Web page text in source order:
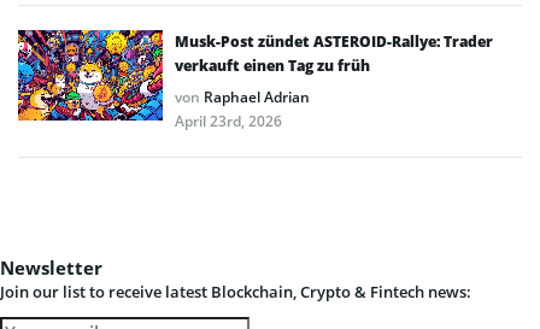
Musk-Post zündet ASTEROID-Rallye: Trader
verkauft einen Tag zu früh
von Raphael Adrian
April 23rd, 2026
Newsletter
Join our list to receive latest Blockchain, Crypto & Fintech news: